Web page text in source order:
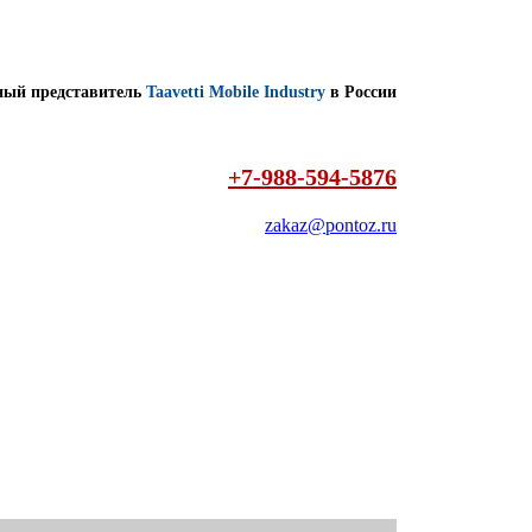
представитель Taavetti Mobile Industry в России
+7-988-594-5876
zakaz@pontoz.ru